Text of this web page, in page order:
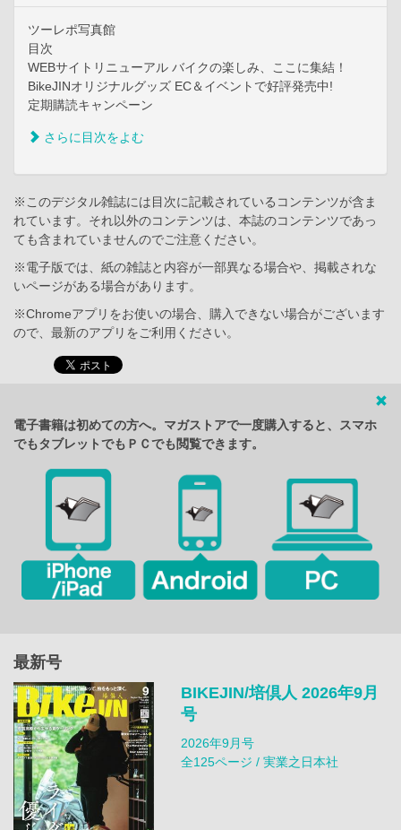
ツーレポ写真館
目次
WEBサイトリニューアル バイクの楽しみ、ここに集結！
BikeJINオリジナルグッズ EC＆イベントで好評発売中!
定期購読キャンペーン
さらに目次をよむ
※このデジタル雑誌には目次に記載されているコンテンツが含ま
れています。それ以外のコンテンツは、本誌のコンテンツであっ
ても含まれていませんのでご注意ください。
※電子版では、紙の雑誌と内容が一部異なる場合や、掲載されな
いページがある場合があります。
※Chromeアプリをお使いの場合、購入できない場合がございます
ので、最新のアプリをご利用ください。
電子書籍は初めての方へ。マガストアで一度購入すると、スマホ
でもタブレットでもＰＣでも閲覧できます。
最新号
BIKEJIN/培倶人 2026年9月
号
2026年9月号
全125ページ / 実業之日本社